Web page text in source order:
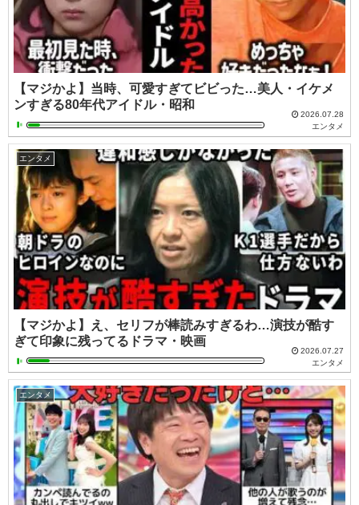
【マジかよ】当時、可愛すぎてビビった…美人・イケメ
ンすぎる80年代アイドル・昭和
2026.07.28
エンタメ
エンタメ
【マジかよ】え、セリフが棒読みすぎるわ…演技が酷す
ぎて印象に残ってるドラマ・映画
2026.07.27
エンタメ
エンタメ